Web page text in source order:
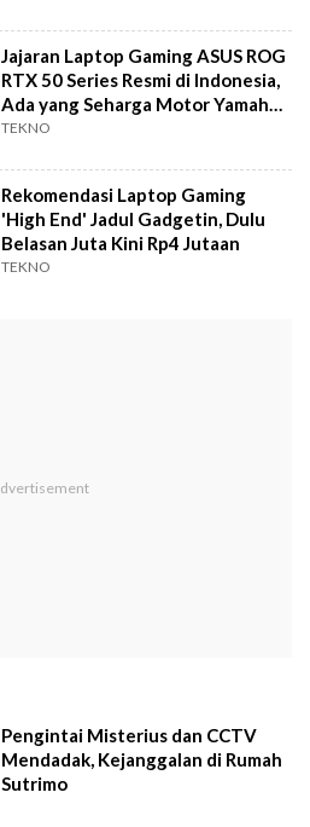
Jajaran Laptop Gaming ASUS ROG
RTX 50 Series Resmi di Indonesia,
Ada yang Seharga Motor Yamaha
R25
TEKNO
Rekomendasi Laptop Gaming
'High End' Jadul Gadgetin, Dulu
Belasan Juta Kini Rp4 Jutaan
TEKNO
Pengintai Misterius dan CCTV
Mendadak, Kejanggalan di Rumah
Sutrimo